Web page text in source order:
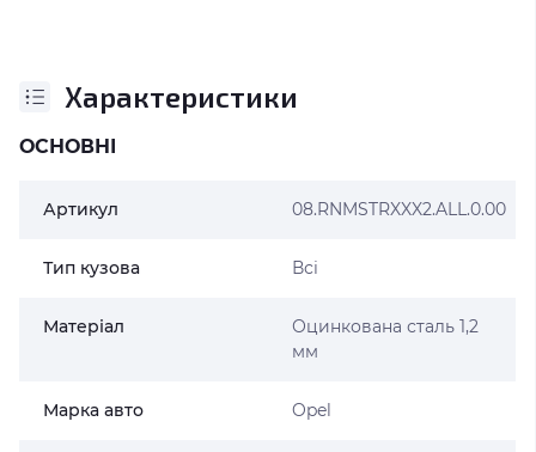
Характеристики
ОСНОВНІ
Артикул 08.RNMSTRXXX2.ALL.0.00
Тип кузова Всі
Матеріал
Оцинкована сталь 1,2
мм
Марка авто Opel